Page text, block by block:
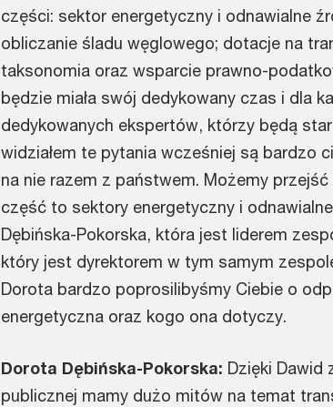
części: sektor energetyczny i odnawialne
obliczanie śladu węglowego; dotacje na
taksonomia oraz wsparcie prawno-
będzie miała swój dedykowany czas i dla
dedykowanych ekspertów, którzy będą
widziałem te pytania wcześniej są bardzo
na nie razem z państwem. Możemy
część to sektory energetyczny i
Dębińska-Pokorska, która jest liderem
który jest dyrektorem w tym samym
Dorota bardzo poprosilibyśmy Ciebie o
energetyczna oraz kogo ona dotyczy.
Dorota Dębińska-Pokorska: Dzięki Dawid
publicznej mamy dużo mitów na temat